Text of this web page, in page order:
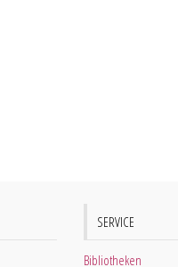
SERVICE
Bibliotheken